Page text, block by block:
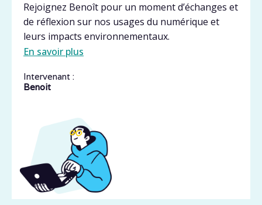
Rejoignez Benoît pour un moment d’échanges et
de réflexion sur nos usages du numérique et
leurs impacts environnementaux.
En savoir plus
Intervenant :
Benoit